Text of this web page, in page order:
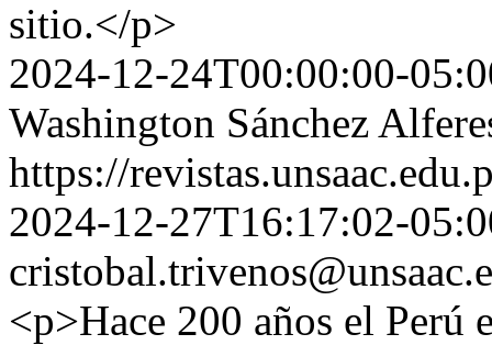
sitio.</p>
2024-12-24T00:00:00-
Washington Sánchez
https://
2024-12-27T16:17:02-
<p>Hace 200 años el Perú